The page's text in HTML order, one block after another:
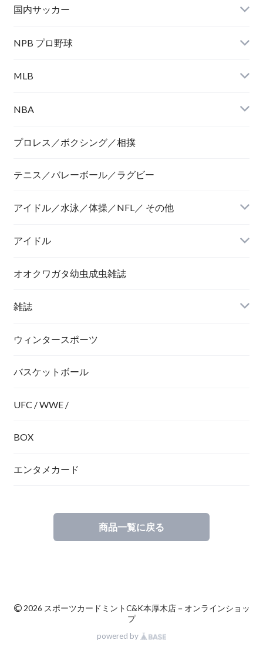
国内サッカー
NPB プロ野球
MLB
NBA
プロレス／ボクシング／相撲
テニス／バレーボール／ラグビー
アイドル／水泳／体操／NFL／ その他
アイドル
オオクワガタ幼虫成虫雑誌
雑誌
ウィンタースポーツ
バスケットボール
UFC / WWE /
BOX
エンタメカード
商品一覧に戻る
©2026 スポーツカードミントC&K本厚木店－オンラインショッ
プ
powered by